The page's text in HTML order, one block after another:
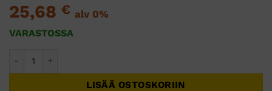
25,68 € alv 0%
VARASTOSSA
LISÄÄ OSTOSKORIIN